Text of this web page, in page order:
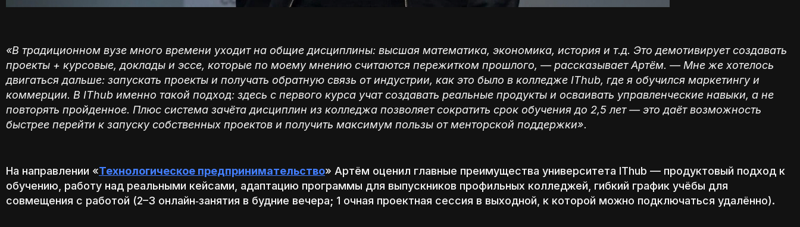
«В традиционном вузе много времени уходит на общие дисциплины: высшая математика, экономика, история и т.д. Это демотивирует создавать
проекты + курсовые, доклады и эссе, которые по моему мнению считаются пережитком прошлого, — рассказывает Артём. — Мне же хотелось
двигаться дальше: запускать проекты и получать обратную связь от индустрии, как это было в колледже IThub, где я обучился маркетингу и
коммерции. В IThub именно такой подход: здесь с первого курса учат создавать реальные продукты и осваивать управленческие навыки, а не
повторять пройденное. Плюс система зачёта дисциплин из колледжа позволяет сократить срок обучения до 2,5 лет — это даёт возможность
быстрее перейти к запуску собственных проектов и получить максимум пользы от менторской поддержки».
На направлении «Технологическое предпринимательство» Артём оценил главные преимущества университета IThub — продуктовый подход к
обучению, работу над реальными кейсами, адаптацию программы для выпускников профильных колледжей, гибкий график учёбы для
совмещения с работой (2–3 онлайн‑занятия в будние вечера; 1 очная проектная сессия в выходной, к которой можно подключаться удалённо).